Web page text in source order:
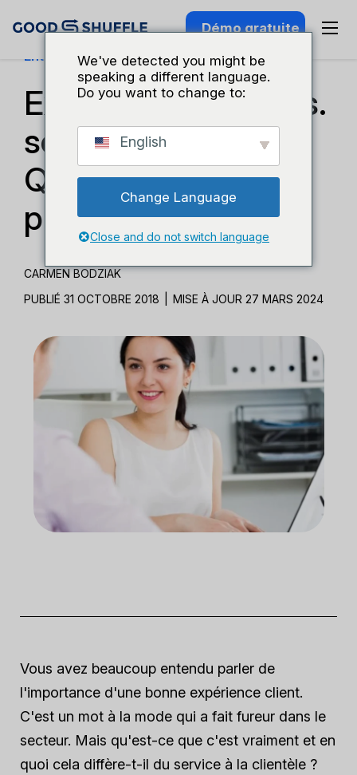
Démo gratuite
Entreprises Et Croissance
Expérience client vs.
service client :
Qu'est-ce qui est le
plus important ?
CARMEN BODZIAK
PUBLIÉ 31 OCTOBRE 2018
MISE À JOUR 27 MARS 2024
Vous avez beaucoup entendu parler de
l'importance d'une bonne expérience client.
C'est un mot à la mode qui a fait fureur dans le
secteur. Mais qu'est-ce que c'est vraiment et en
quoi cela diffère-t-il du service à la clientèle ?
We've detected you might be
speaking a different language.
Do you want to change to:
English
Change Language
Close and do not switch language